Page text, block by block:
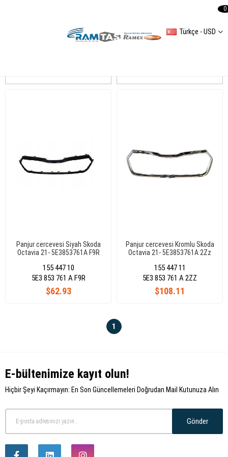
Türkçe - USD
0
Panjur cercevesi Siyah Skoda
Octavia 21- 5E3853761A F9R
155 447 10
$62.93
5E3 853 761 A F9R
Panjur cercevesi Kromlu Skoda
Octavia 21- 5E3853761A 2Zz
155 447 11
$108.11
5E3 853 761 A 2ZZ
1
E-bültenimize kayıt olun!
Hiçbir Şeyi Kaçırmayın: En Son Güncellemeleri Doğrudan Mail Kutunuza Alın
Gönder